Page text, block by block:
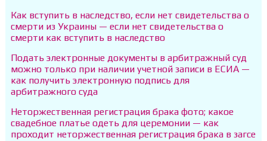
Как вступить в наследство, если нет свидетельства о
смерти из Украины — если нет свидетельства о
смерти как вступить в наследство
Подать электронные документы в арбитражный суд
можно только при наличии учетной записи в ЕСИА —
как получить электронную подпись для
арбитражного суда
Неторжественная регистрация брака фото; какое
свадебное платье одеть для церемонии — как
проходит неторжественная регистрация брака в загсе